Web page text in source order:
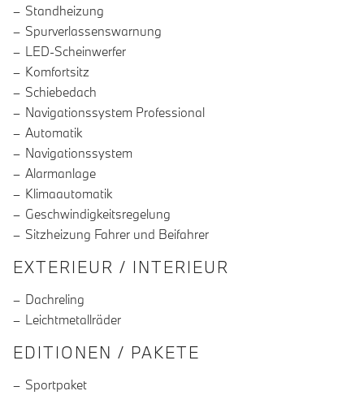
Standheizung
Spurverlassenswarnung
LED-Scheinwerfer
Komfortsitz
Schiebedach
Navigationssystem Professional
Automatik
Navigationssystem
Alarmanlage
Klimaautomatik
Geschwindigkeitsregelung
Sitzheizung Fahrer und Beifahrer
EXTERIEUR / INTERIEUR
Dachreling
Leichtmetallräder
EDITIONEN / PAKETE
Sportpaket